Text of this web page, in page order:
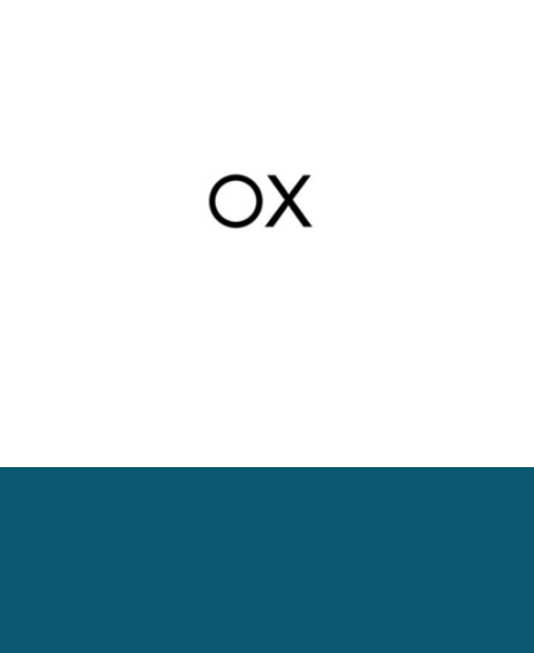
ox arquitectura
Arte web / Id Corporativa / Id grafica / Publicidad / Social